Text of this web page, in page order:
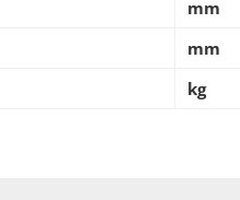
mm
mm
kg